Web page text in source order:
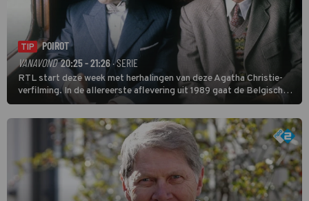
TIP
POIROT
VANAVOND 20:25 - 21:26 · SERIE
RTL start deze week met herhalingen van deze Agatha Christie-
verfilming. In de allereerste aflevering uit 1989 gaat de Belgische
speurder op zoek naar een vermiste kok. Poirot raakt al snel
verwikkeld in een moordzaak. (HH)